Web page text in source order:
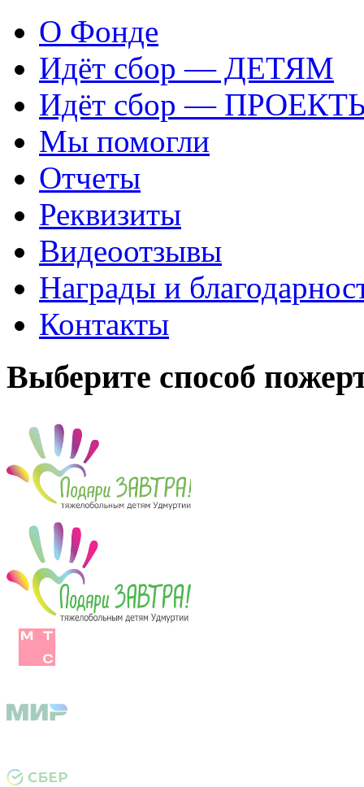
О Фонде
Идёт сбор — ДЕТЯМ
Идёт сбор —
Мы помогли
Отчеты
Реквизиты
Видеоотзывы
Награды и
Контакты
Выберите способ